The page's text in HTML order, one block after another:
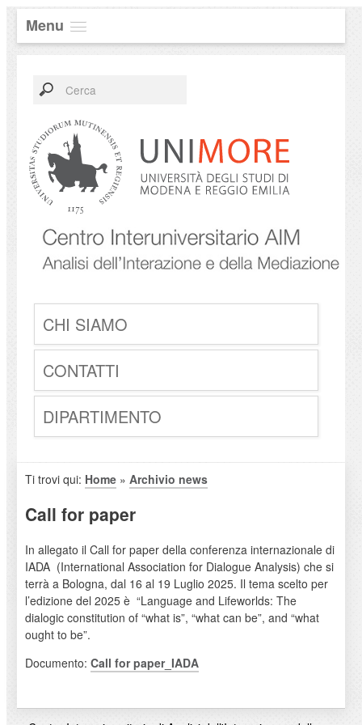
Menu
CHI SIAMO
CONTATTI
DIPARTIMENTO
Ti trovi qui: Home» Archivio news
Call for paper
In allegato il Call for paper della conferenza internazionale di
IADA (International Association for Dialogue Analysis) che si
terrà a Bologna, dal 16 al 19 Luglio 2025. Il tema scelto per
l’edizione del 2025 è “Language and Lifeworlds: The
dialogic constitution of “what is”, “what can be”, and “what
ought to be”.
Documento: Call for paper_IADA